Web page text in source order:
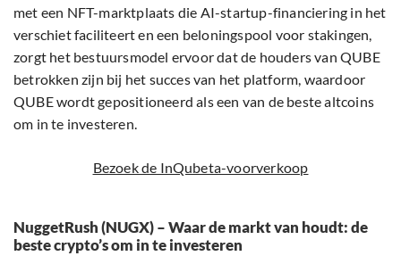
met een NFT-marktplaats die AI-startup-financiering in het
verschiet faciliteert en een beloningspool voor stakingen,
zorgt het bestuursmodel ervoor dat de houders van QUBE
betrokken zijn bij het succes van het platform, waardoor
QUBE wordt gepositioneerd als een van de beste altcoins
om in te investeren.
Bezoek de InQubeta-voorverkoop
NuggetRush (NUGX) – Waar de markt van houdt: de
beste crypto’s om in te investeren